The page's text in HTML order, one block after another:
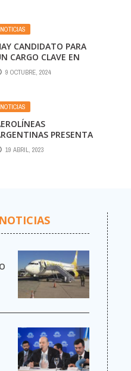
NOTICIAS
CANDIDATO PARA
CARGO CLAVE EN
9 OCTUBRE, 2024
NOTICIAS
PRESENTA
EZEIZA SU PRIMER
EXCLUSIVO PARA
19 ABRIL, 2023